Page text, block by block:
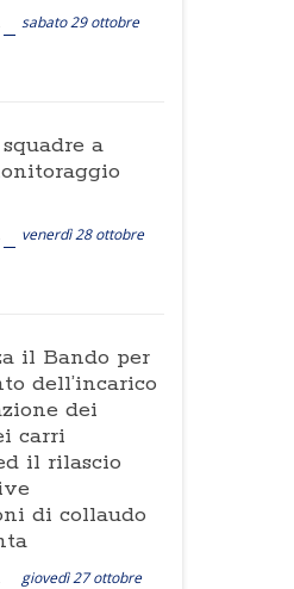
sabato 29 ottobre
a
venerdì 28 ottobre
il Bando per
dell’incarico
dei
carri
il rilascio
di collaudo
giovedì 27 ottobre